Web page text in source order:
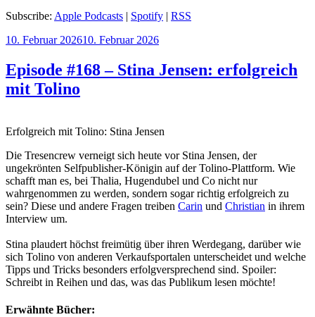
Subscribe: Apple Podcasts | Spotify | RSS
Veröffentlicht
10. Februar 202610. Februar 2026
Episode #168 – Stina Jensen: erfolgreich
mit Tolino
Erfolgreich mit Tolino: Stina Jensen
Die Tresencrew verneigt sich heute vor Stina Jensen, der
ungekrönten Selfpublisher-Königin auf der Tolino-Plattform. Wie
schafft man es, bei Thalia, Hugendubel und Co nicht nur
wahrgenommen zu werden, sondern sogar richtig erfolgreich zu
sein? Diese und andere Fragen treiben Carin und Christian in ihrem
Interview um.
Stina plaudert höchst freimütig über ihren Werdegang, darüber wie
sich Tolino von anderen Verkaufsportalen unterscheidet und welche
Tipps und Tricks besonders erfolgversprechend sind. Spoiler:
Schreibt in Reihen und das, was das Publikum lesen möchte!
Erwähnte Bücher: